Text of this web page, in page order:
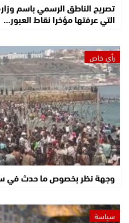
تصريح الناطق الرسمي باسم
التي عرفتها مؤخرا نقاط العبور…
رأي خاص
وجهة نظر بخصوص ما حدث في
سياسة